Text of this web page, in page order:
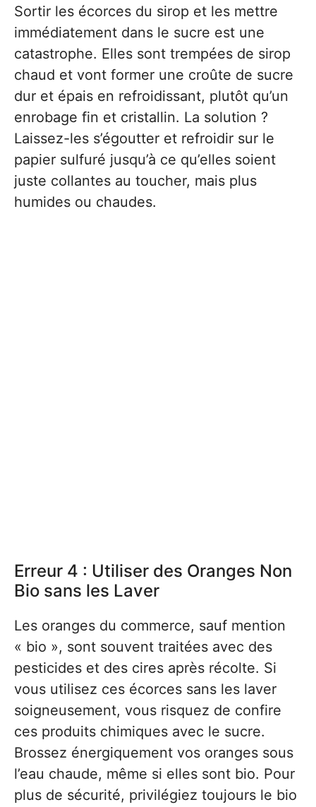
Sortir les écorces du sirop et les mettre
immédiatement dans le sucre est une
catastrophe. Elles sont trempées de sirop
chaud et vont former une croûte de sucre
dur et épais en refroidissant, plutôt qu’un
enrobage fin et cristallin. La solution ?
Laissez-les s’égoutter et refroidir sur le
papier sulfuré jusqu’à ce qu’elles soient
juste collantes au toucher, mais plus
humides ou chaudes.
Erreur 4 : Utiliser des Oranges Non
Bio sans les Laver
Les oranges du commerce, sauf mention
« bio », sont souvent traitées avec des
pesticides et des cires après récolte. Si
vous utilisez ces écorces sans les laver
soigneusement, vous risquez de confire
ces produits chimiques avec le sucre.
Brossez énergiquement vos oranges sous
l’eau chaude, même si elles sont bio. Pour
plus de sécurité, privilégiez toujours le bio